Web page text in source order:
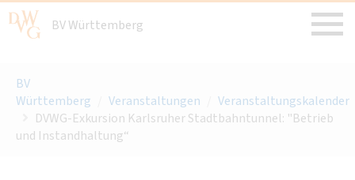
BV Württemberg
BV
Württemberg
Veranstaltungen
Veranstaltungskalender
DVWG-Exkursion Karlsruher Stadtbahntunnel: "Betrieb
und Instandhaltung“